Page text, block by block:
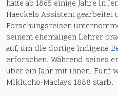
hatte ab 1865 einige Jahre in
Haeckels Assistent gearbeitet
Forschungsreisen
seinem ehemaligen Lehrer
auf, um die dortige indigene
erforschen. Während seines
über ein Jahr mit ihnen. Fünf
Miklucho-Maclays 1888 starb.